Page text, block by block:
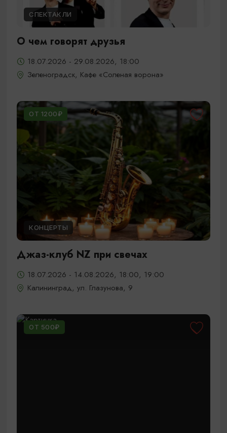
СПЕКТАКЛИ
О чем говорят друзья
18.07.2026 - 29.08.2026, 18:00
Зеленоградск, Кафе «Соленая ворона»
ОТ 1200₽
КОНЦЕРТЫ
Джаз-клуб NZ при свечах
18.07.2026 - 14.08.2026, 18:00, 19:00
Калининград, ул. Глазунова, 9
ОТ 500₽